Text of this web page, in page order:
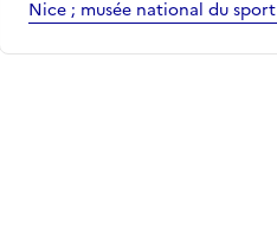
Nice ; musée national du sport